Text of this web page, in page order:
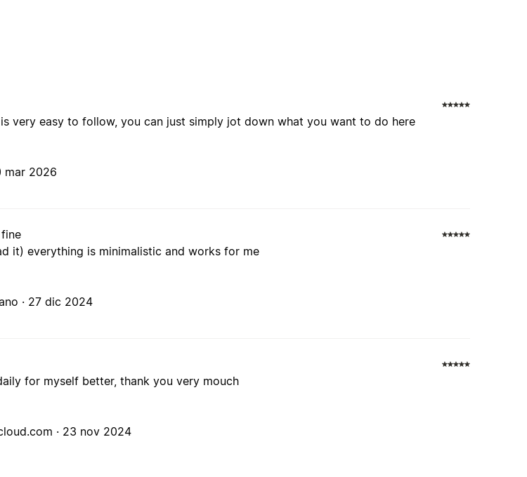
very easy to follow, you can just simply jot down what you want to do here
mar 2026
it) everything is minimalistic and works for me
· 27 dic 2024
for myself better, thank you very mouch
· 23 nov 2024